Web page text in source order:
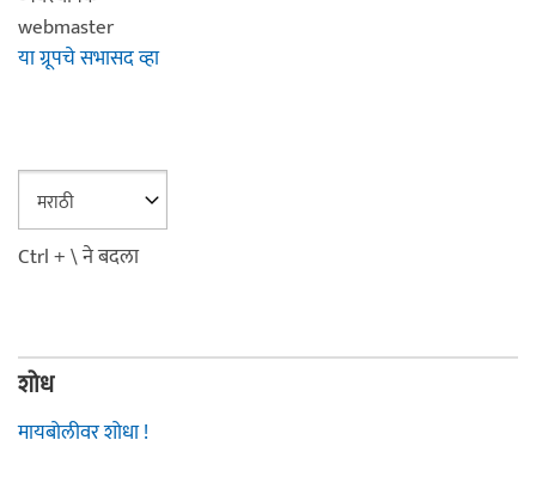
webmaster
या ग्रूपचे सभासद व्हा
Ctrl + \ ने बदला
शोध
मायबोलीवर शोधा !